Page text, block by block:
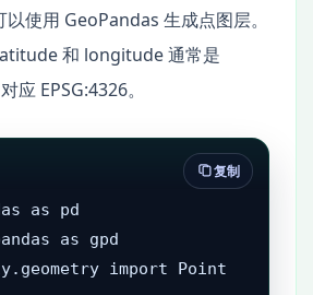
使用 GeoPandas 生成点图层。
和 longitude 通常是
应 EPSG:4326。
as pd
as gpd
import Point
复制